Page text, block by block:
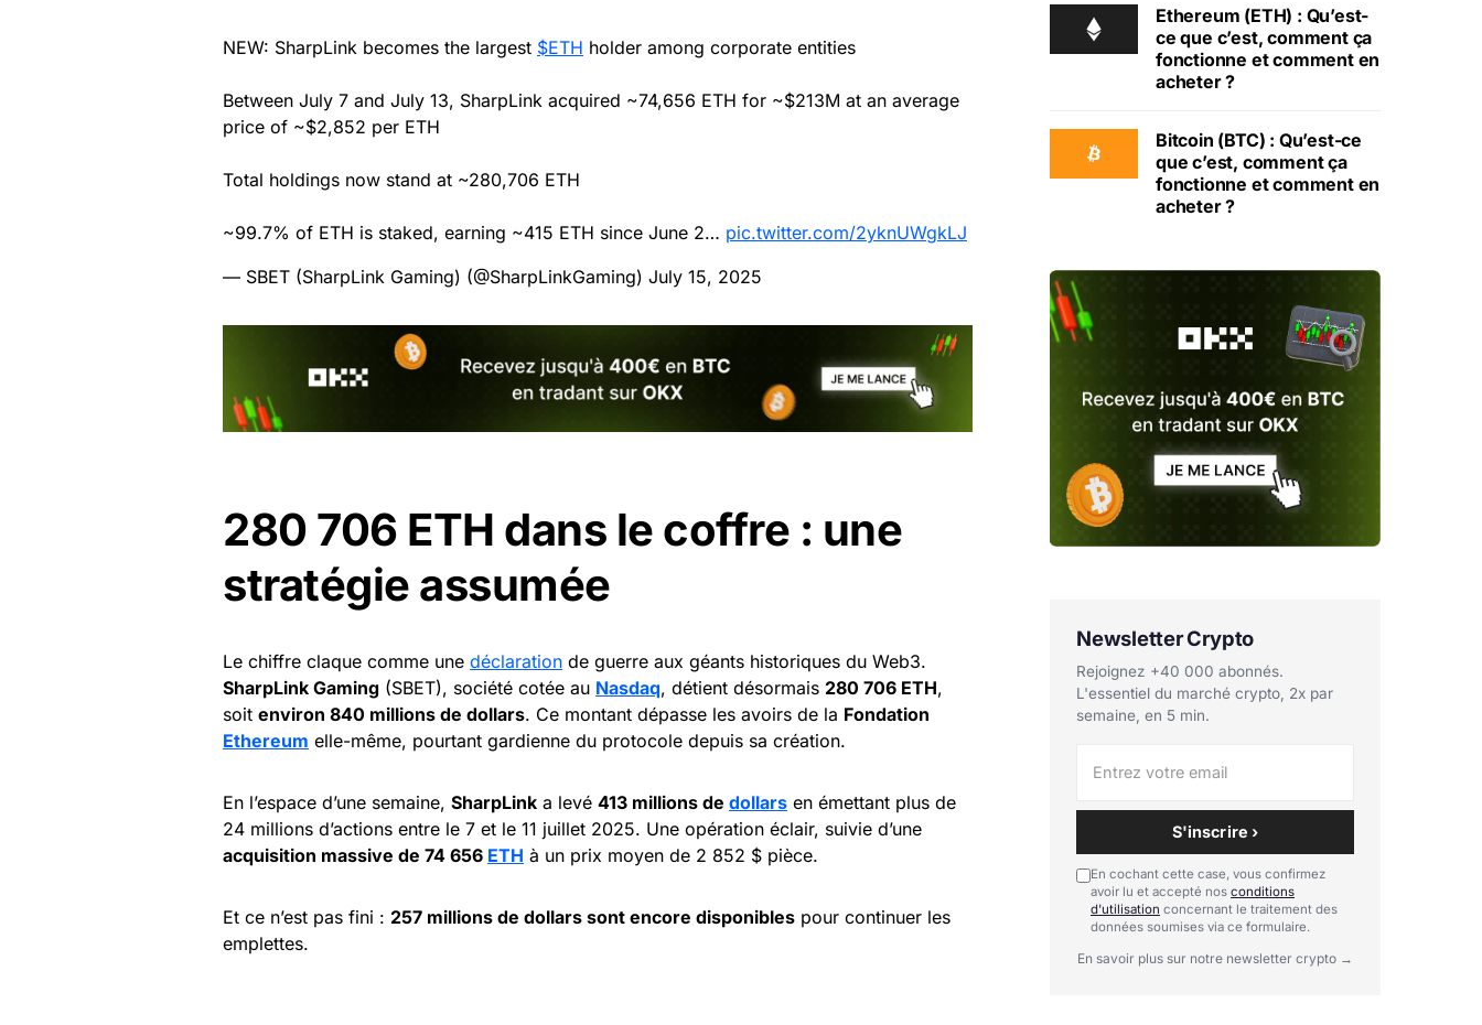
NEW: SharpLink becomes the largest $ETH holder among corporate entities
Between July 7 and July 13, SharpLink acquired ~74,656 ETH for ~$213M at an average
price of ~$2,852 per ETH
Total holdings now stand at ~280,706 ETH
~99.7% of ETH is staked, earning ~415 ETH since June 2… pic.twitter.com/2yknUWgkLJ
— SBET (SharpLink Gaming) (@SharpLinkGaming) July 15, 2025
280 706 ETH dans le coffre : une
stratégie assumée
Le chiffre claque comme une déclaration de guerre aux géants historiques du Web3.
SharpLink Gaming (SBET), société cotée au Nasdaq, détient désormais 280 706 ETH,
soit environ 840 millions de dollars. Ce montant dépasse les avoirs de la Fondation
Ethereum elle-même, pourtant gardienne du protocole depuis sa création.
En l’espace d’une semaine, SharpLink a levé 413 millions de dollars en émettant plus de
24 millions d’actions entre le 7 et le 11 juillet 2025. Une opération éclair, suivie d’une
acquisition massive de 74 656 ETH à un prix moyen de 2 852 $ pièce.
Et ce n’est pas fini : 257 millions de dollars sont encore disponibles pour continuer les
emplettes.
Ethereum (ETH) : Qu’est-
ce que c’est, comment ça
fonctionne et comment en
acheter ?
Bitcoin (BTC) : Qu’est-ce
que c’est, comment ça
fonctionne et comment en
acheter ?
Newsletter Crypto
Rejoignez +40 000 abonnés.
L'essentiel du marché crypto, 2x par
semaine, en 5 min.
S'inscrire ›
En cochant cette case, vous confirmez
avoir lu et accepté nos conditions
d'utilisation concernant le traitement des
données soumises via ce formulaire.
En savoir plus sur notre newsletter crypto →